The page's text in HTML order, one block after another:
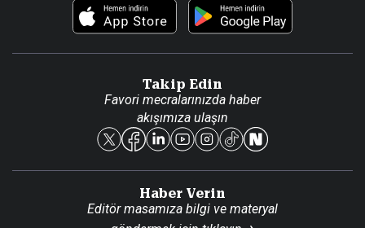
Foto Haber
Künye
Reklam Ver
Takip Edin
Favori mecralarınızda haber
akışımıza ulaşın
Haber Verin
Editör masamıza bilgi ve materyal